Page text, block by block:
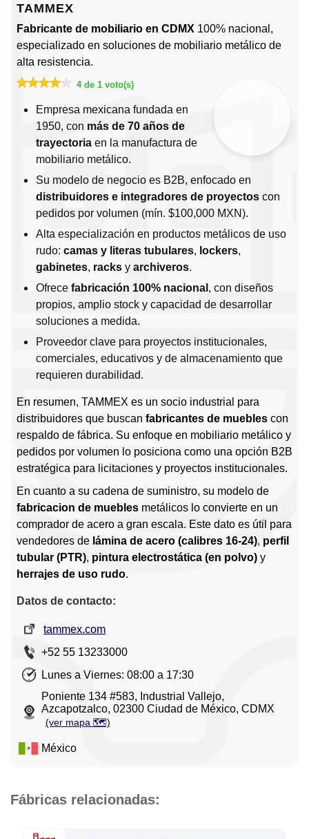
TAMMEX
Fabricante de mobiliario en CDMX 100% nacional,
especializado en soluciones de mobiliario metálico de
alta resistencia.
4 de 1 voto(s)
Empresa mexicana fundada en
1950, con más de 70 años de
trayectoria en la manufactura de
mobiliario metálico.
Su modelo de negocio es B2B, enfocado en
distribuidores e integradores de proyectos con
pedidos por volumen (mín. $100,000 MXN).
Alta especialización en productos metálicos de uso
rudo: camas y literas tubulares, lockers,
gabinetes, racks y archiveros.
Ofrece fabricación 100% nacional , con diseños
propios, amplio stock y capacidad de desarrollar
soluciones a medida.
Proveedor clave para proyectos institucionales,
comerciales, educativos y de almacenamiento que
requieren durabilidad.
En resumen, TAMMEX es un socio industrial para
distribuidores que buscan fabricantes de muebles con
respaldo de fábrica. Su enfoque en mobiliario metálico y
pedidos por volumen lo posiciona como una opción B2B
estratégica para licitaciones y proyectos institucionales.
En cuanto a su cadena de suministro, su modelo de
fabricacion de muebles metálicos lo convierte en un
comprador de acero a gran escala. Este dato es útil para
vendedores de lámina de acero (calibres 16-24), perfil
tubular (PTR), pintura electrostática (en polvo) y
herrajes de uso rudo.
Datos de contacto:
tammex.com
+52 55 13233000
Lunes a Viernes: 08:00 a 17:30
Poniente 134 #583, Industrial Vallejo,
Azcapotzalco, 02300 Ciudad de México, CDMX
(ver mapa 🗺️)
México
Fábricas relacionadas: